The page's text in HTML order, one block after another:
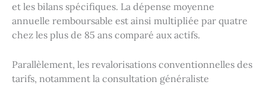
et les bilans spécifiques. La dépense moyenne
annuelle remboursable est ainsi multipliée par quatre
chez les plus de 85 ans comparé aux actifs.
Parallèlement, les revalorisations conventionnelles des
tarifs, notamment la consultation généraliste